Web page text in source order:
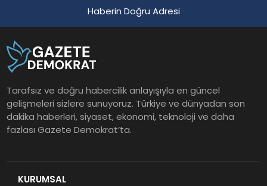
Haberin Doğru Adresi
Tarafsız ve doğru habercilik anlayışıyla en güncel
gelişmeleri sizlere sunuyoruz. Türkiye ve dünyadan son
dakika haberleri, siyaset, ekonomi, teknoloji ve daha
fazlası Gazete Demokrat’ta.
KURUMSAL